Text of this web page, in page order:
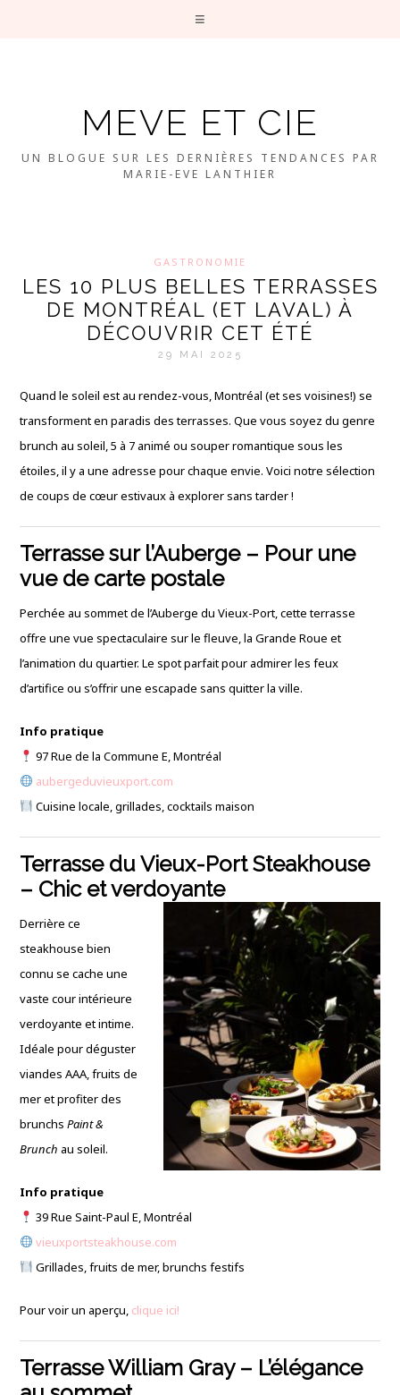
MEVE ET CIE
UN BLOGUE SUR LES DERNIÈRES TENDANCES PAR
MARIE-EVE LANTHIER
GASTRONOMIE
LES 10 PLUS BELLES TERRASSES
DE MONTRÉAL (ET LAVAL) À
DÉCOUVRIR CET ÉTÉ
29 MAI 2025
Quand le soleil est au rendez-vous, Montréal (et ses voisines!) se
transforment en paradis des terrasses. Que vous soyez du genre
brunch au soleil, 5 à 7 animé ou souper romantique sous les
étoiles, il y a une adresse pour chaque envie. Voici notre sélection
de coups de cœur estivaux à explorer sans tarder !
Terrasse sur l’Auberge – Pour une
vue de carte postale
Perchée au sommet de l’Auberge du Vieux-Port, cette terrasse
offre une vue spectaculaire sur le fleuve, la Grande Roue et
l’animation du quartier. Le spot parfait pour admirer les feux
d’artifice ou s’offrir une escapade sans quitter la ville.
Info pratique
97 Rue de la Commune E, Montréal
aubergeduvieuxport.com
Cuisine locale, grillades, cocktails maison
Terrasse du Vieux-Port Steakhouse
– Chic et verdoyante
Derrière ce
steakhouse bien
connu se cache une
vaste cour intérieure
verdoyante et intime.
Idéale pour déguster
viandes AAA, fruits de
mer et profiter des
brunchsPaint &
Brunch au soleil.
Info pratique
39 Rue Saint-Paul E, Montréal
vieuxportsteakhouse.com
Grillades, fruits de mer, brunchs festifs
Pour voir un aperçu, clique ici!
Terrasse William Gray – L’élégance